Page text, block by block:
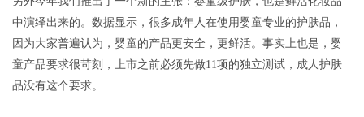
中演绎出来的。数据显示，很多成年人在使用婴童专业的护肤品，
因为大家普遍认为，婴童的产品更安全，更鲜活。事实上也是，婴
童产品要求很苛刻，上市之前必须先做11项的独立测试，成人护肤
品没有这个要求。